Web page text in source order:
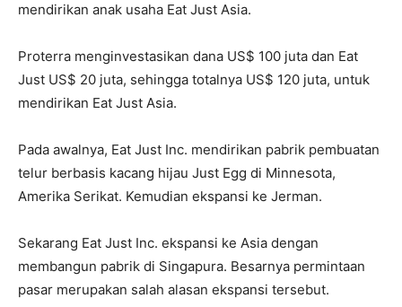
mendirikan anak usaha Eat Just Asia.
Proterra menginvestasikan dana US$ 100 juta dan Eat
Just US$ 20 juta, sehingga totalnya US$ 120 juta, untuk
mendirikan Eat Just Asia.
Pada awalnya, Eat Just Inc. mendirikan pabrik pembuatan
telur berbasis kacang hijau Just Egg di Minnesota,
Amerika Serikat. Kemudian ekspansi ke Jerman.
Sekarang Eat Just Inc. ekspansi ke Asia dengan
membangun pabrik di Singapura. Besarnya permintaan
pasar merupakan salah alasan ekspansi tersebut.